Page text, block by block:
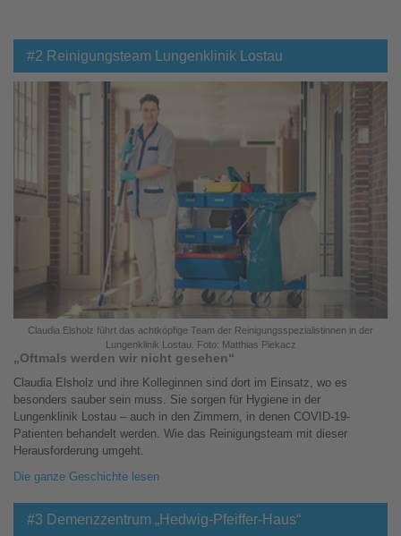
#2 Reinigungsteam Lungenklinik Lostau
Claudia Elsholz führt das achtköpfige Team der Reinigungsspezialistinnen in der
Lungenklinik Lostau. Foto: Matthias Piekacz
„Oftmals werden wir nicht gesehen“
Claudia Elsholz und ihre Kolleginnen sind dort im Einsatz, wo es
besonders sauber sein muss. Sie sorgen für Hygiene in der
Lungenklinik Lostau – auch in den Zimmern, in denen COVID-19-
Patienten behandelt werden. Wie das Reinigungsteam mit dieser
Herausforderung umgeht.
Die ganze Geschichte lesen
#3 Demenzzentrum „Hedwig-Pfeiffer-Haus“